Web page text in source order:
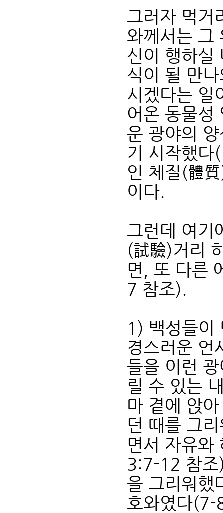
그러자 먹거
와께서는 그
신이 행하실
식이 될 만
시겠다는 일
어온 동물성
운 광야의
기 시작했다
인 체질(體
이다.
그런데 여기
(試驗)거리
면, 또 다른
7 참조).
1) 백성들이
경스러운 언
들을 이런
릴 수 있는
마 곁에 앉
던 때를 그
면서 자유와
3:7-12 참조
을 그리워했
호와였다